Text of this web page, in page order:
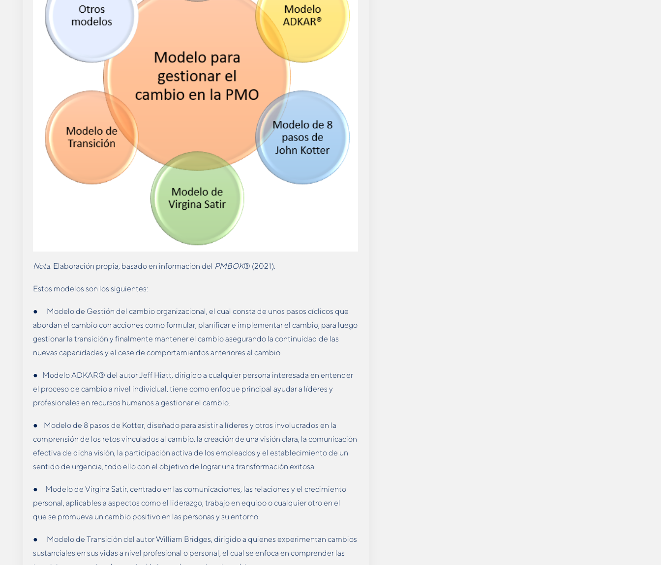
Nota . Elaboración propia, basado en información del PMBOK® (2021).
Estos modelos son los siguientes:
● Modelo de Gestión del cambio organizacional, el cual consta de unos pasos cíclicos que
abordan el cambio con acciones como formular, planificar e implementar el cambio, para luego
gestionar la transición y finalmente mantener el cambio asegurando la continuidad de las
nuevas capacidades y el cese de comportamientos anteriores al cambio.
● Modelo ADKAR® del autor Jeff Hiatt, dirigido a cualquier persona interesada en entender
el proceso de cambio a nivel individual, tiene como enfoque principal ayudar a líderes y
profesionales en recursos humanos a gestionar el cambio.
● Modelo de 8 pasos de Kotter, diseñado para asistir a líderes y otros involucrados en la
comprensión de los retos vinculados al cambio, la creación de una visión clara, la comunicación
efectiva de dicha visión, la participación activa de los empleados y el establecimiento de un
sentido de urgencia, todo ello con el objetivo de lograr una transformación exitosa.
● Modelo de Virgina Satir, centrado en las comunicaciones, las relaciones y el crecimiento
personal, aplicables a aspectos como el liderazgo, trabajo en equipo o cualquier otro en el
que se promueva un cambio positivo en las personas y su entorno.
● Modelo de Transición del autor William Bridges, dirigido a quienes experimentan cambios
sustanciales en sus vidas a nivel profesional o personal, el cual se enfoca en comprender las